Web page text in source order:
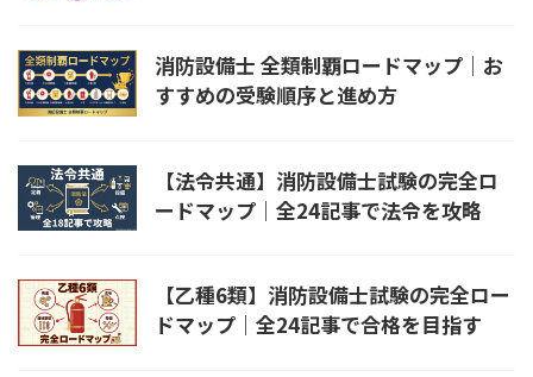
消防設備士 全類制覇ロードマップ｜お
すすめの受験順序と進め方
【法令共通】消防設備士試験の完全ロ
ードマップ｜全24記事で法令を攻略
【乙種6類】消防設備士試験の完全ロー
ドマップ｜全24記事で合格を目指す